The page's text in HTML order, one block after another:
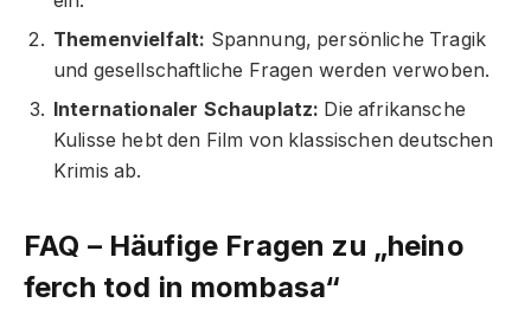
Themenvielfalt: Spannung, persönliche Tragik
und gesellschaftliche Fragen werden verwoben.
Internationaler Schauplatz: Die afrikansche
Kulisse hebt den Film von klassischen deutschen
Krimis ab.
FAQ – Häufige Fragen zu „heino
ferch tod in mombasa“